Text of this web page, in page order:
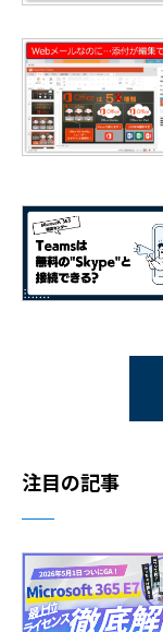
注目の記事